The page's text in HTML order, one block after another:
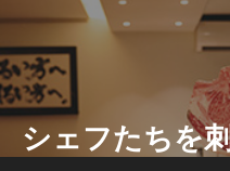
シェフたちを